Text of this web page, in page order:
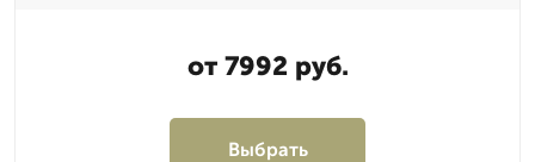
от 7992 руб.
Выбрать